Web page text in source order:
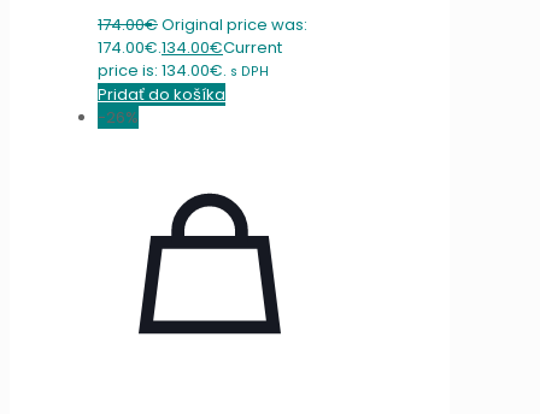
174.00€Original price was:
174.00€.134.00€Current
price is: 134.00€. s DPH
Pridať do košíka
-26%